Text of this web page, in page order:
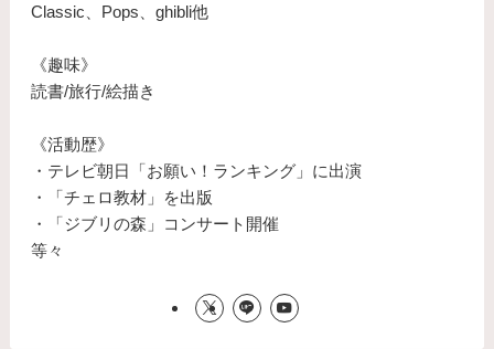
Classic、Pops、ghibli他
《趣味》
読書/旅行/絵描き
《活動歴》
・テレビ朝日「お願い！ランキング」に出演
・「チェロ教材」を出版
・「ジブリの森」コンサート開催
等々